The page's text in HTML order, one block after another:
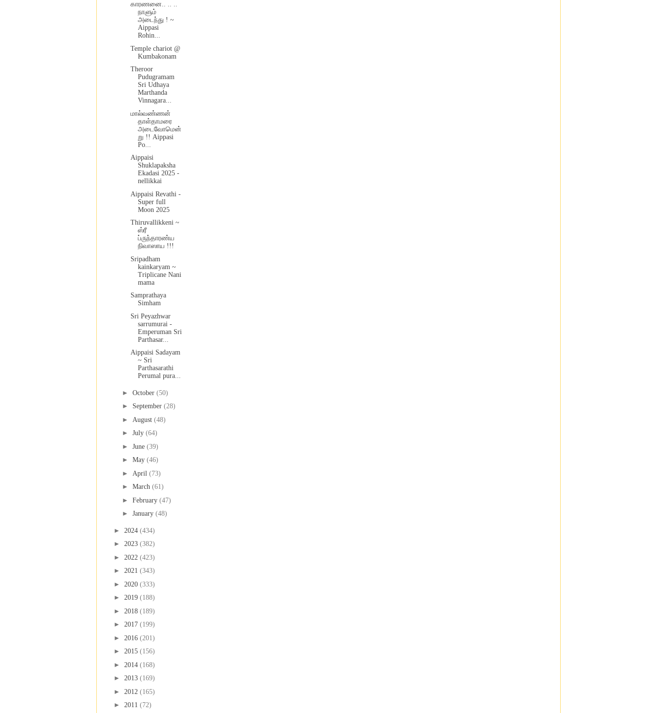
காரணனை.. .. ..
நாளும்
அடைந்து ! ~
Aippasi
Rohin...
Temple chariot @
Kumbakonam
Theroor
Pudugramam
Sri Udhaya
Marthanda
Vinnagara...
மால்வண்ணன்
தாள்தாமரை
அடைவோமென்
று !! Aippasi
Po...
Aippaisi
Shuklapaksha
Ekadasi 2025 -
nellikkai
Aippaisi Revathi -
Super full
Moon 2025
Thiruvallikkeni ~
ஸ்ரீ
ப்ருந்தாரண்ய
நிவாஸாய !!!
Sripadham
kainkaryam ~
Triplicane Nani
mama
Samprathaya
Simham
Sri Peyazhwar
sarrumurai -
Emperuman Sri
Parthasar...
Aippaisi Sadayam
~ Sri
Parthasarathi
Perumal pura...
► October (50)
► September (28)
► August (48)
► July (64)
► June (39)
► May (46)
► April (73)
► March (61)
► February (47)
► January (48)
► 2024 (434)
► 2023 (382)
► 2022 (423)
► 2021 (343)
► 2020 (333)
► 2019 (188)
► 2018 (189)
► 2017 (199)
► 2016 (201)
► 2015 (156)
► 2014 (168)
► 2013 (169)
► 2012 (165)
► 2011 (72)